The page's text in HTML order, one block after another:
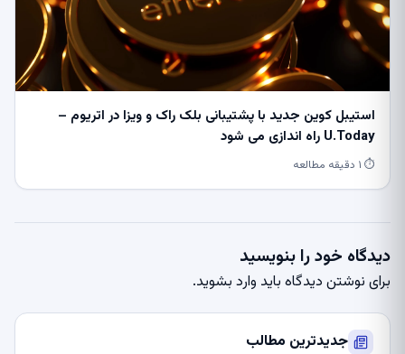
استیبل کوین جدید با پشتیبانی بلک راک و ویزا در اتریوم –
U.Today راه اندازی می شود
⏱ ۱ دقیقه مطالعه
دیدگاه خود را بنویسید
برای نوشتن دیدگاه باید وارد بشوید.
جدیدترین مطالب